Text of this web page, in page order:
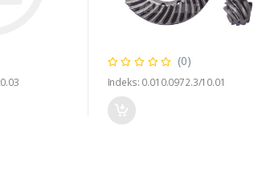
(0)
Indeks: 0.010.0972.3/10.01